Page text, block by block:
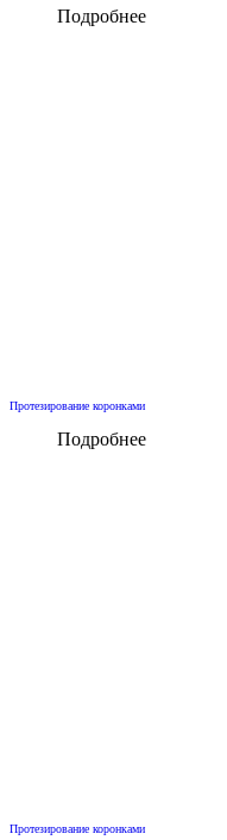
Подробнее
Протезирование коронками
Подробнее
Протезирование коронками